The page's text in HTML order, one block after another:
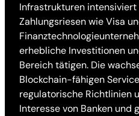
Infrastrukturen
Zahlungsriesen wie Visa
erhebliche Investitionen
Bereich tätigen. Die
Blockchain-fähigen
regulatorische Richtlinien
Interesse von Banken und